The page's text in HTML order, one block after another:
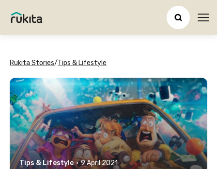
Rukita Stories/Tips & Lifestyle
Tips & Lifestyle · 9 April 2021